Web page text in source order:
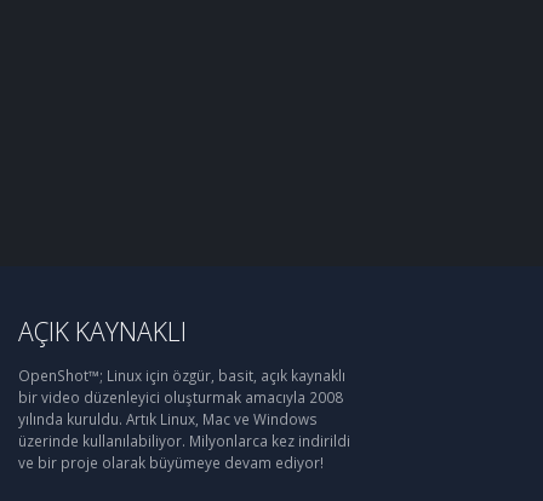
AÇIK KAYNAKLI
OpenShot™; Linux için özgür, basit, açık kaynaklı
bir video düzenleyici oluşturmak amacıyla 2008
yılında kuruldu. Artık Linux, Mac ve Windows
üzerinde kullanılabiliyor. Milyonlarca kez indirildi
ve bir proje olarak büyümeye devam ediyor!